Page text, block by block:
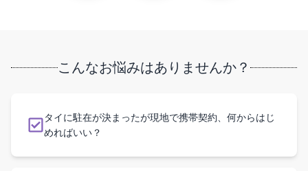
こんなお悩みはありませんか？
タイに駐在が決まったが現地で携帯契約、何からはじ
めればいい？